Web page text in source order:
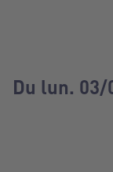
Du lun.